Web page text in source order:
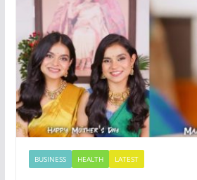
BUSINESS HEALTH LATEST